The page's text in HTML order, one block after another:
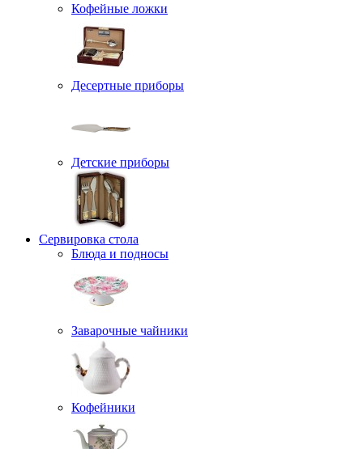
Кофейные ложки
Десертные приборы
Детские приборы
Сервировка стола
Блюда и подносы
Заварочные чайники
Кофейники